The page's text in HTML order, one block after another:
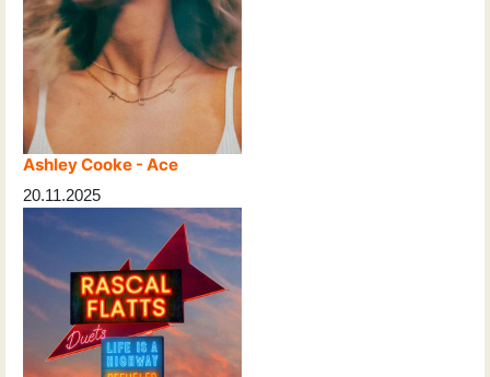
Ashley Cooke - Ace
20.11.2025